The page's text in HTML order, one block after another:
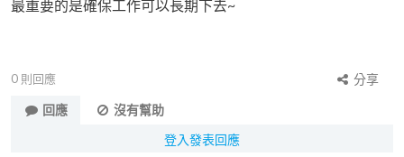
最重要的是確保工作可以長期下去~
0 則回應
分享
回應
沒有幫助
登入發表回應